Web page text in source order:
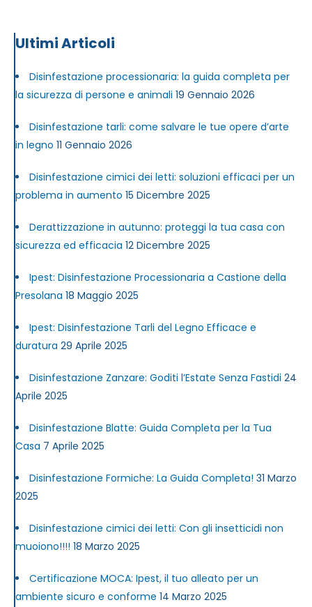
Ultimi Articoli
Disinfestazione processionaria: la guida completa per
la sicurezza di persone e animali 19 Gennaio 2026
Disinfestazione tarli: come salvare le tue opere d’arte
in legno 11 Gennaio 2026
Disinfestazione cimici dei letti: soluzioni efficaci per un
problema in aumento 15 Dicembre 2025
Derattizzazione in autunno: proteggi la tua casa con
sicurezza ed efficacia 12 Dicembre 2025
Ipest: Disinfestazione Processionaria a Castione della
Presolana 18 Maggio 2025
Ipest: Disinfestazione Tarli del Legno Efficace e
duratura 29 Aprile 2025
Disinfestazione Zanzare: Goditi l’Estate Senza Fastidi 24
Aprile 2025
Disinfestazione Blatte: Guida Completa per la Tua
Casa 7 Aprile 2025
Disinfestazione Formiche: La Guida Completa! 31 Marzo
2025
Disinfestazione cimici dei letti: Con gli insetticidi non
muoiono!!!! 18 Marzo 2025
Certificazione MOCA: Ipest, il tuo alleato per un
ambiente sicuro e conforme 14 Marzo 2025